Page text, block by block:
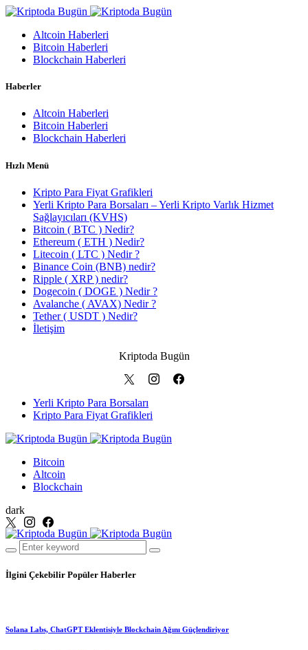
Altcoin Haberleri
Bitcoin Haberleri
Blockchain Haberleri
Haberler
Altcoin Haberleri
Bitcoin Haberleri
Blockchain Haberleri
Hızlı Menü
Kripto Para Fiyat Grafikleri
Yerli Kripto Para Borsaları – Yerli Kripto Varlık Hizmet
Sağlayıcıları (KVHS)
Bitcoin ( BTC ) Nedir?
Ethereum ( ETH ) Nedir?
Litecoin ( LTC ) Nedir ?
Binance Coin (BNB) nedir?
Ripple ( XRP ) nedir?
Dogecoin ( DOGE ) Nedir ?
Avalanche ( AVAX) Nedir ?
Tether ( USDT ) Nedir?
İletişim
Kriptoda Bugün
Yerli Kripto Para Borsaları
Kripto Para Fiyat Grafikleri
Bitcoin
Altcoin
Blockchain
dark
İlgini Çekebilir Popüler Haberler
Solana Labs, ChatGPT Eklentisiyle Blockchain Ağını Güçlendiriyor